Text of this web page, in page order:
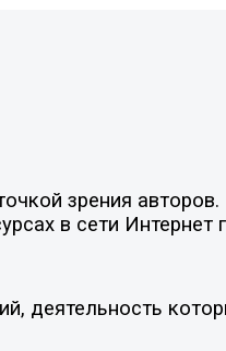
зрения авторов.
в сети Интернет
деятельность